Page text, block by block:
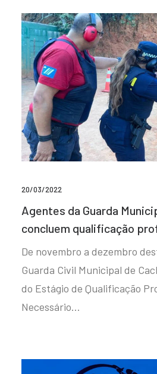
20/03/2022
Agentes da Guarda
concluem qualificação
De novembro a dezembro
Guarda Civil Municipal de
do Estágio de Qualificação
Necessário…